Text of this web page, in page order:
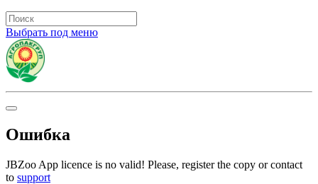
Выбрать под меню
Ошибка
JBZoo App licence is no valid! Please, register the copy or contact
to support